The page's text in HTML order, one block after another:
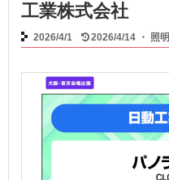
工業株式会社
2026/4/1 2026/4/14 ・ 照明